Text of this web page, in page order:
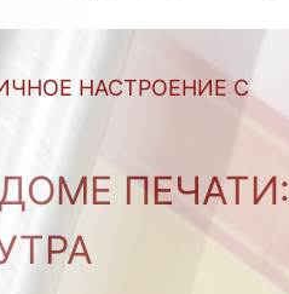
НАСТРОЕНИЕ С
ПЕЧАТИ: